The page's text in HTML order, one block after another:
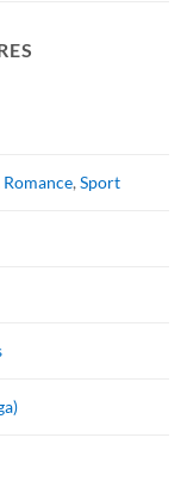
Romance,Sport